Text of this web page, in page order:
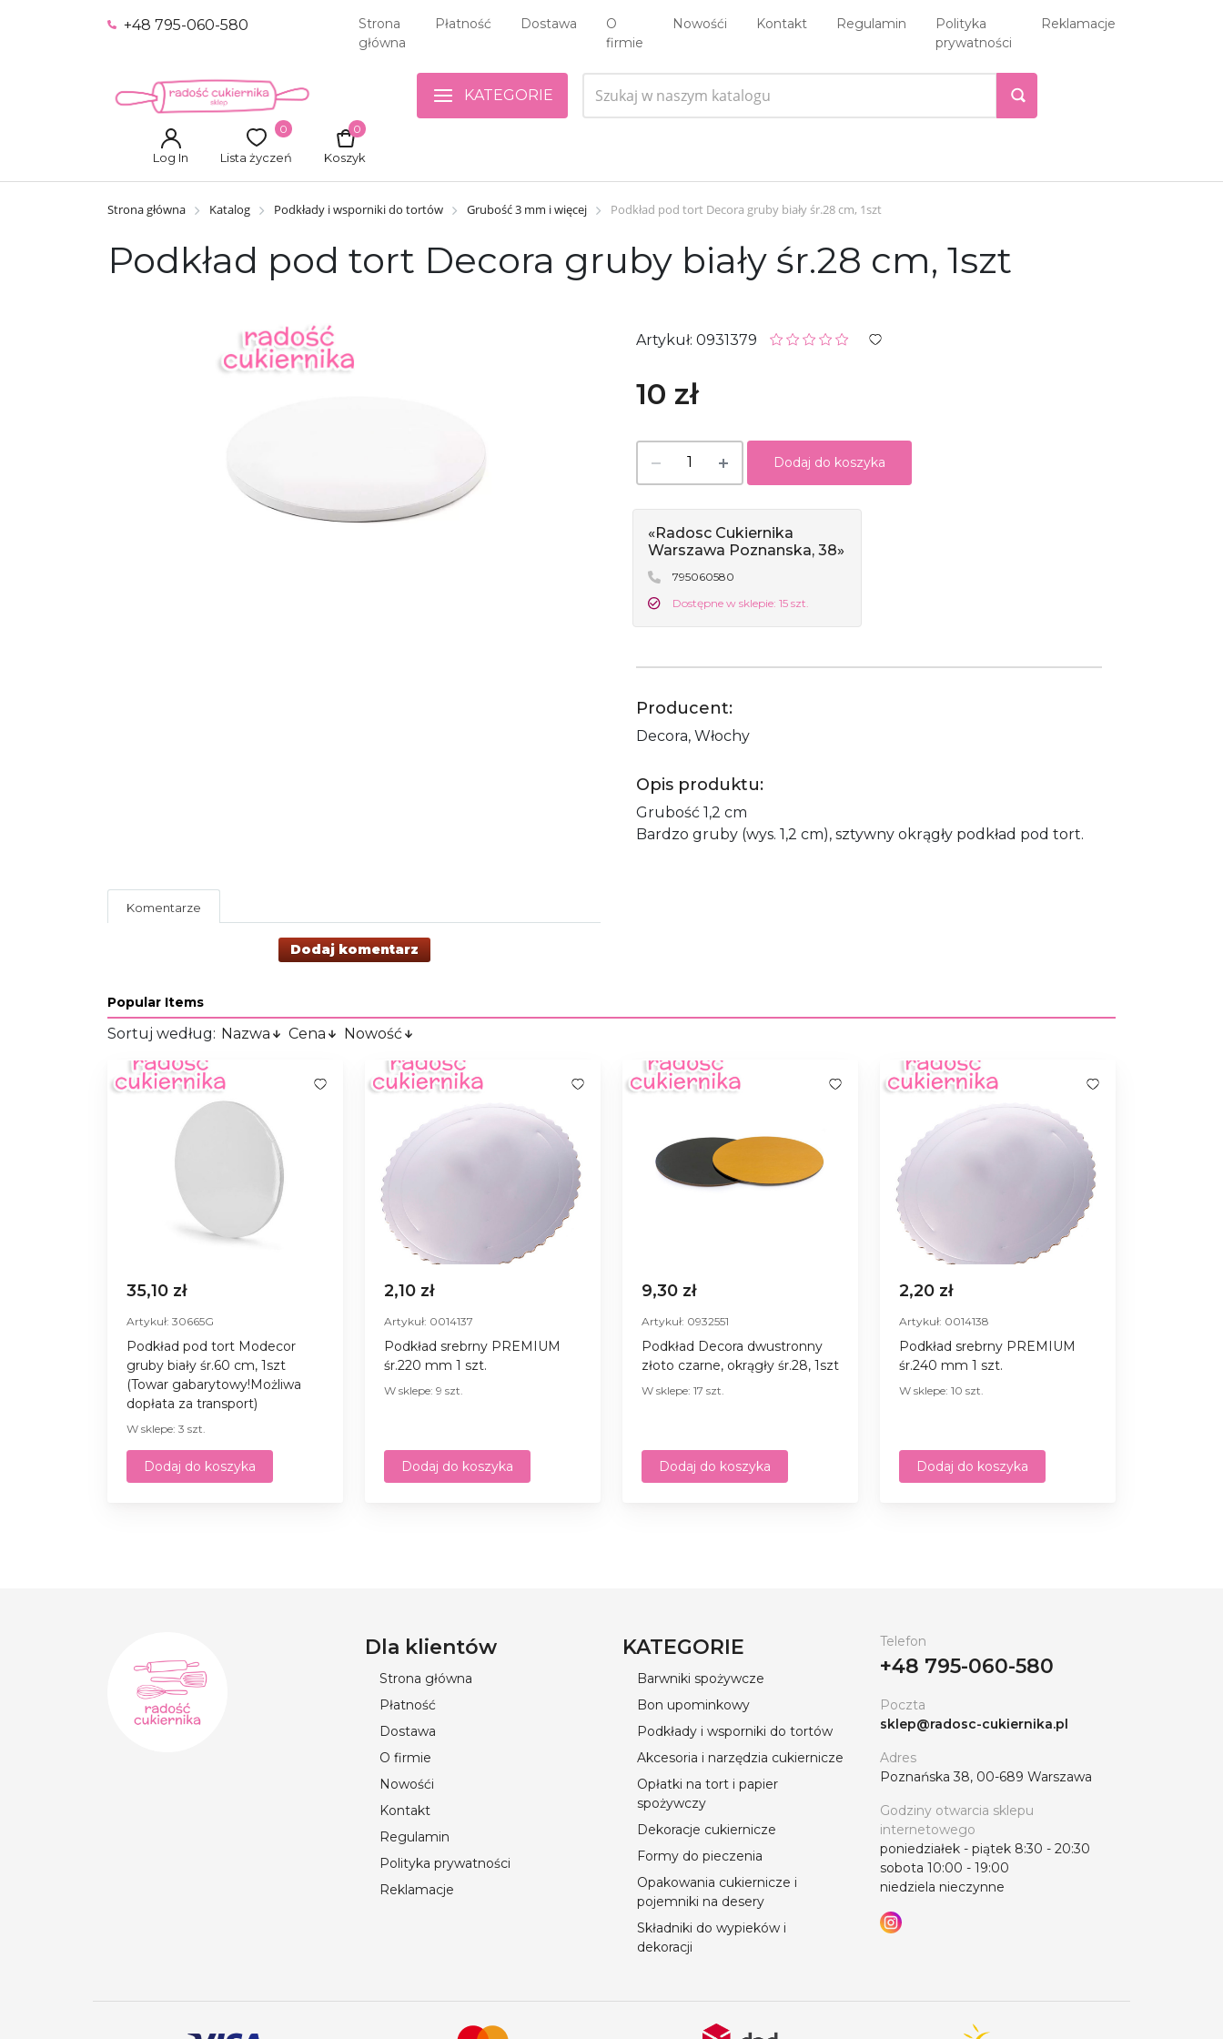
+48 795-060-580
Strona
główna
Płatność Dostawa
O
firmie
Nowośći Kontakt Regulamin
Polityka
prywatności
Reklamacje
Log In Lista życzeń
0
Koszyk
0
KATEGORIE
Strona główna Katalog Podkłady i wsporniki do tortów Grubość 3 mm i więcej Podkład pod tort Decora gruby biały śr.28 cm, 1szt
Podkład pod tort Decora gruby biały śr.28 cm, 1szt
Artykuł: 0931379
10 zł
Dodaj do koszyka
«Radosc Cukiernika
Warszawa Poznanska, 38»
795060580
Dostępne w sklepie: 15 szt.
Producent:
Decora, Włochy
Opis produktu:
Grubość 1,2 cm
Bardzo gruby (wys. 1,2 cm), sztywny okrągły podkład pod tort.
Komentarze
Dodaj komentarz
Popular Items
Sortuj według: Nazwa Cena Nowość
35,10 zł
Artykuł: 30665G
Podkład pod tort Modecor
gruby biały śr.60 cm, 1szt
(Towar gabarytowy!Możliwa
dopłata za transport)
W sklepe: 3 szt.
Dodaj do koszyka
2,10 zł
Artykuł: 0014137
Podkład srebrny PREMIUM
śr.220 mm 1 szt.
W sklepe: 9 szt.
Dodaj do koszyka
9,30 zł
Artykuł: 0932551
Podkład Decora dwustronny
złoto czarne, okrągły śr.28, 1szt
W sklepe: 17 szt.
Dodaj do koszyka
2,20 zł
Artykuł: 0014138
Podkład srebrny PREMIUM
śr.240 mm 1 szt.
W sklepe: 10 szt.
Dodaj do koszyka
Dla klientów
Strona główna
Płatność
Dostawa
O firmie
Nowośći
Kontakt
Regulamin
Polityka prywatności
Reklamacje
KATEGORIE
Barwniki spożywcze
Bon upominkowy
Podkłady i wsporniki do tortów
Akcesoria i narzędzia cukiernicze
Opłatki na tort i papier
spożywczy
Dekoracje cukiernicze
Formy do pieczenia
Opakowania cukiernicze i
pojemniki na desery
Składniki do wypieków i
dekoracji
Telefon
+48 795-060-580
Poczta
sklep@radosc-cukiernika.pl
Adres
Poznańska 38, 00-689 Warszawa
Godziny otwarcia sklepu
internetowego
poniedziałek - piątek 8:30 - 20:30
sobota 10:00 - 19:00
niedziela nieczynne